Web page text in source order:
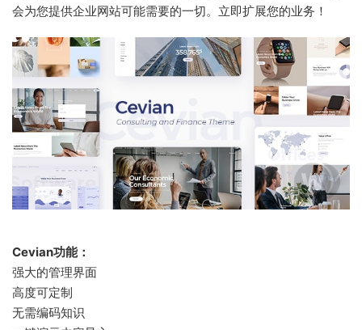
会为您提供企业网站可能需要的一切。立即扩展您的业务！
Cevian功能：
强大的管理界面
高度可定制
无需编码知识